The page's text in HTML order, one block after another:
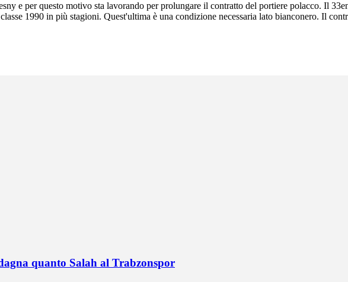
e per questo motivo sta lavorando per prolungare il contratto del portiere polacco. Il
1990 in più stagioni. Quest'ultima è una condizione necessaria lato bianconero. Il
quanto Salah al Trabzonspor